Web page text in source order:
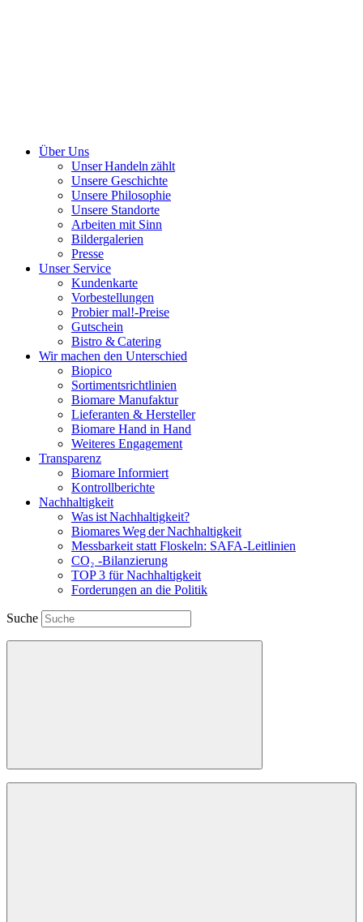
Über Uns
Unser Handeln zählt
Unsere Geschichte
Unsere Philosophie
Unsere Standorte
Arbeiten mit Sinn
Bildergalerien
Presse
Unser Service
Kundenkarte
Vorbestellungen
Probier mal!-Preise
Gutschein
Bistro & Catering
Wir machen den Unterschied
Biopico
Sortimentsrichtlinien
Biomare Manufaktur
Lieferanten & Hersteller
Biomare Hand in Hand
Weiteres Engagement
Transparenz
Biomare Informiert
Kontrollberichte
Nachhaltigkeit
Was ist Nachhaltigkeit?
Biomares Weg der Nachhaltigkeit
Messbarkeit statt Floskeln: SAFA-Leitlinien
CO₂ -Bilanzierung
TOP 3 für Nachhaltigkeit
Forderungen an die Politik
Suche